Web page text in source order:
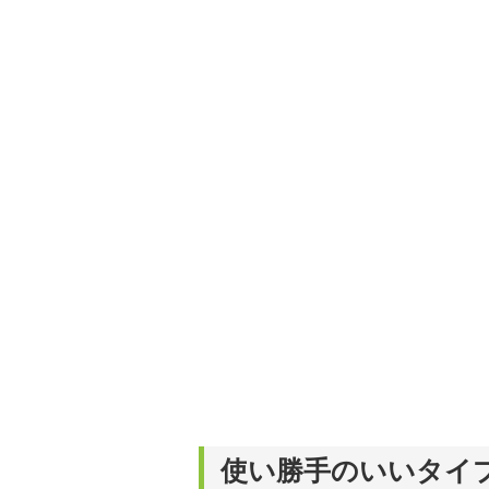
使い勝手のいいタイ